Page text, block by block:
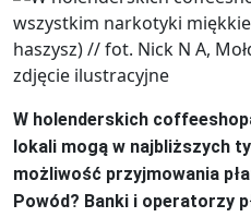
W holenderskich
lokali mogą w najbliższych
możliwość przyjmowania
Powód? Banki i operatorzy